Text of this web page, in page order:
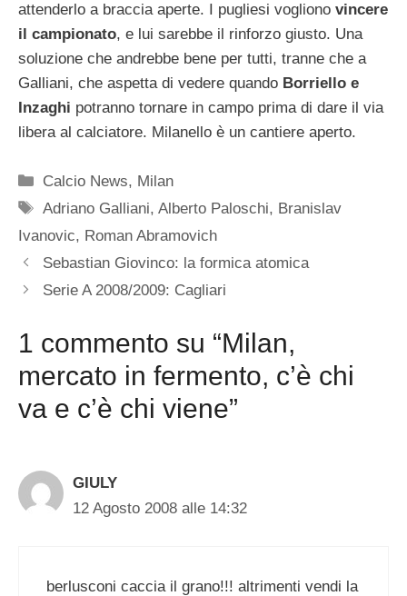
attenderlo a braccia aperte. I pugliesi vogliono vincere
il campionato, e lui sarebbe il rinforzo giusto. Una
soluzione che andrebbe bene per tutti, tranne che a
Galliani, che aspetta di vedere quando Borriello e
Inzaghi potranno tornare in campo prima di dare il via
libera al calciatore. Milanello è un cantiere aperto.
Categorie
Calcio News, Milan
Tag
Adriano Galliani,Alberto Paloschi, Branislav
Ivanovic, Roman Abramovich
Sebastian Giovinco: la formica atomica
Serie A 2008/2009: Cagliari
1 commento su “Milan,
mercato in fermento, c’è chi
va e c’è chi viene”
GIULY
12 Agosto 2008 alle 14:32
berlusconi caccia il grano!!! altrimenti vendi la